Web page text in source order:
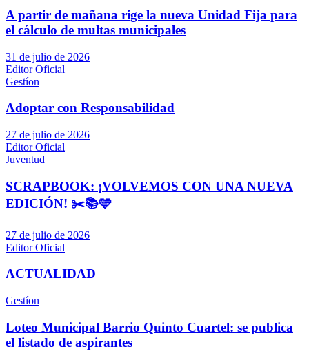
A partir de mañana rige la nueva Unidad Fija para
el cálculo de multas municipales
31 de julio de 2026
Editor Oficial
Gestíon
Adoptar con Responsabilidad
27 de julio de 2026
Editor Oficial
Juventud
SCRAPBOOK: ¡VOLVEMOS CON UNA NUEVA
EDICIÓN! ✂️📚🩵
27 de julio de 2026
Editor Oficial
ACTUALIDAD
Gestíon
Loteo Municipal Barrio Quinto Cuartel: se publica
el listado de aspirantes